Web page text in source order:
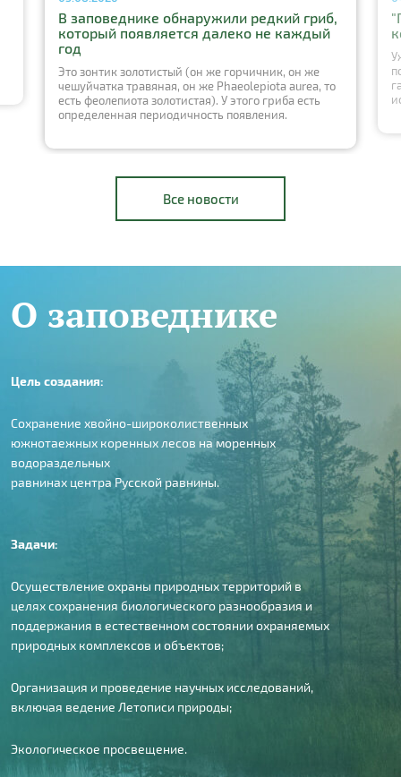
В заповеднике обнаружили редкий гриб,
который появляется далеко не каждый
год
Это зонтик золотистый (он же горчичник, он же
чешуйчатка травяная, он же Phaeolepiota aurea, то
есть феолепиота золотистая). У этого гриба есть
определенная периодичность появления.
Все новости
О заповеднике
Цель создания:
Сохранение хвойно-широколиственных
южнотаежных коренных лесов на моренных
водораздельных
равнинах центра Русской равнины.
Задачи:
Осуществление охраны природных территорий в
целях сохранения биологического разнообразия и
поддержания в естественном состоянии охраняемых
природных комплексов и объектов;
Организация и проведение научных исследований,
включая ведение Летописи природы;
Экологическое просвещение.